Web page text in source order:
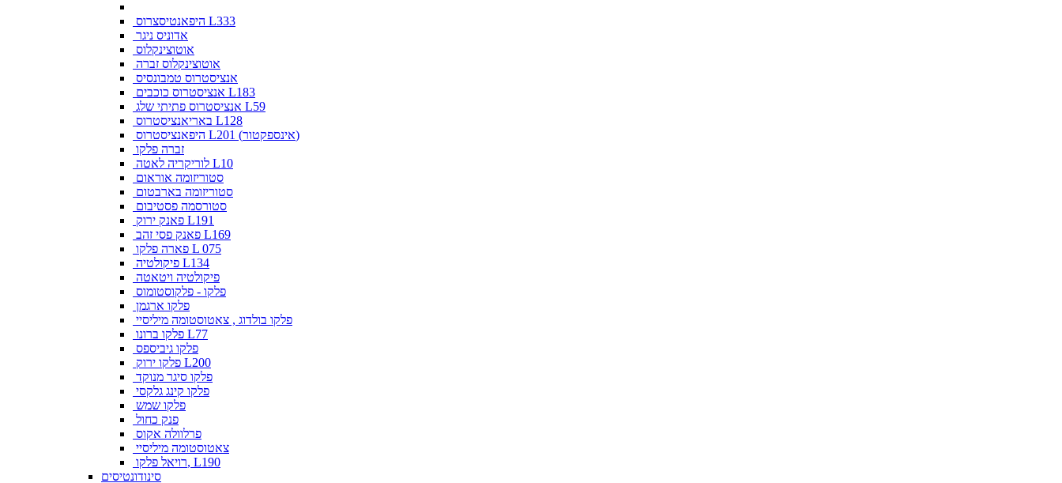
היפאנטיסצרוס L333
אדוניס ניגר
אוטוצינקלוס
אוטוצינקלוס זברה
אנציסטרוס טמבונסיס
אנציסטרוס כוכבים L183
אנציסטרוס פתיתי שלג L59
באריאנציסטרוס L128
היפאנציסטרוס L201 (אינספקטור)
זברה פלקו
לוריקריה לאטה L10
סטוריזומה אוראום
סטוריזומה בארבטום
סטורסמה פסטיבום
פאנק ירוק L191
פאנק פסי זהב L169
פארה פלקו L 075
פיקולטיה L134
פיקולטיה ויטאטה
פלקו - פלקוסטומוס
פלקו ארגמן
פלקו בולדוג , צאטוסטומה מיליסיי
פלקו ברונו L77
פלקו גיביספס
פלקו ירוק L200
פלקו סיגר מנוקד
פלקו קינג גלקסי
פלקו שמש
פנק כחול
פרלוולה אקוס
צאטוסטומה מיליסיי
רויאל פלקו, L190
סינודונטיסים